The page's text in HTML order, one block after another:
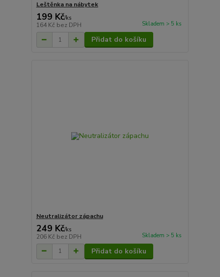
Leštěnka na nábytek
199 Kč/ks
164 Kč bez DPH Skladem > 5 ks
Přidat do košíku
Neutralizátor zápachu
249 Kč/ks
206 Kč bez DPH Skladem > 5 ks
Přidat do košíku